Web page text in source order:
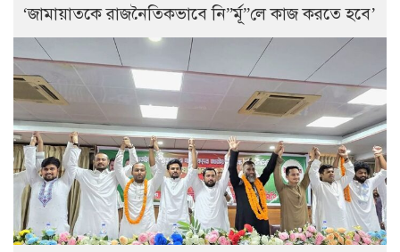
‘জামায়াতকে রাজনৈতিকভাবে নি”র্মূ”লে কাজ করতে হবে’